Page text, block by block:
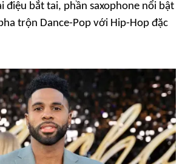
điệu bắt tai, phần saxophone nổi bật
trộn Dance-Pop với Hip-Hop đặc